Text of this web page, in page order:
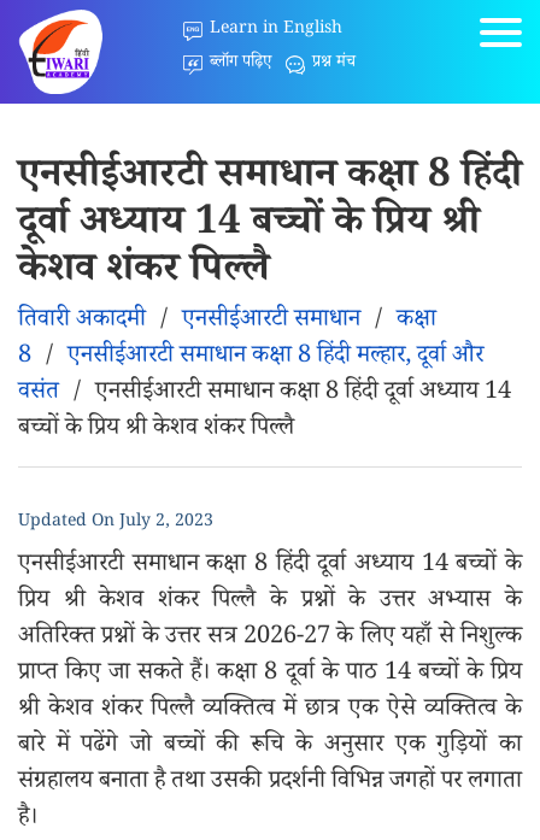
Learn in English
ब्लॉग पढ़िए
प्रश्न मंच
एनसीईआरटी समाधान कक्षा 8 हिंदी
दूर्वा अध्याय 14 बच्चों के प्रिय श्री
केशव शंकर पिल्लै
तिवारी अकादमी/एनसीईआरटी समाधान/कक्षा
8 /एनसीईआरटी समाधान कक्षा 8 हिंदी मल्हार, दूर्वा और
वसंत/एनसीईआरटी समाधान कक्षा 8 हिंदी दूर्वा अध्याय 14
बच्चों के प्रिय श्री केशव शंकर पिल्लै
Updated OnJuly 2, 2023
एनसीईआरटी समाधान कक्षा 8 हिंदी दूर्वा अध्याय 14 बच्चों के
प्रिय श्री केशव शंकर पिल्लै के प्रश्नों के उत्तर अभ्यास के
अतिरिक्त प्रश्नों के उत्तर सत्र 2026-27 के लिए यहाँ से निशुल्क
प्राप्त किए जा सकते हैं। कक्षा 8 दूर्वा के पाठ 14 बच्चों के प्रिय
श्री केशव शंकर पिल्लै व्यक्तित्व में छात्र एक ऐसे व्यक्तित्व के
बारे में पढेंगे जो बच्चों की रूचि के अनुसार एक गुड़ियों का
संग्रहालय बनाता है तथा उसकी प्रदर्शनी विभिन्न जगहों पर लगाता
है।